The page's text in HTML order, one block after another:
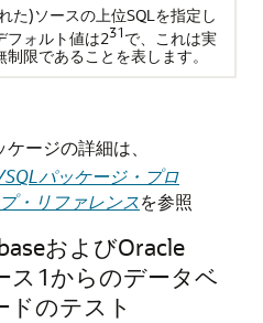
た)ソースの上位SQLを指定し
フォルト値は231 で、これは実
制限であることを表します。
ケージの詳細は、
パッケージ・プロ
・リファレンスを参照
およびOracle
ス1からのデータベ
ドのテスト